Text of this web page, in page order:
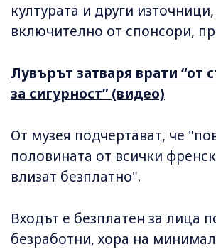
културата и други източници,
включително от спонсори,
Лувърът затваря врати “от
за сигурност” (видео)
От музея подчертават, че
половината от всички
влизат безплатно".
Входът е безплатен за лица
безработни, хора на